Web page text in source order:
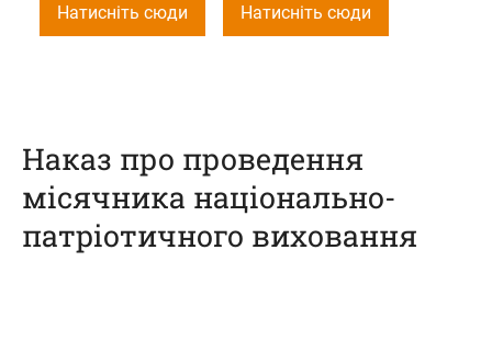
Натисніть сюди Натисніть сюди
Наказ про проведення
місячника національно-
патріотичного виховання